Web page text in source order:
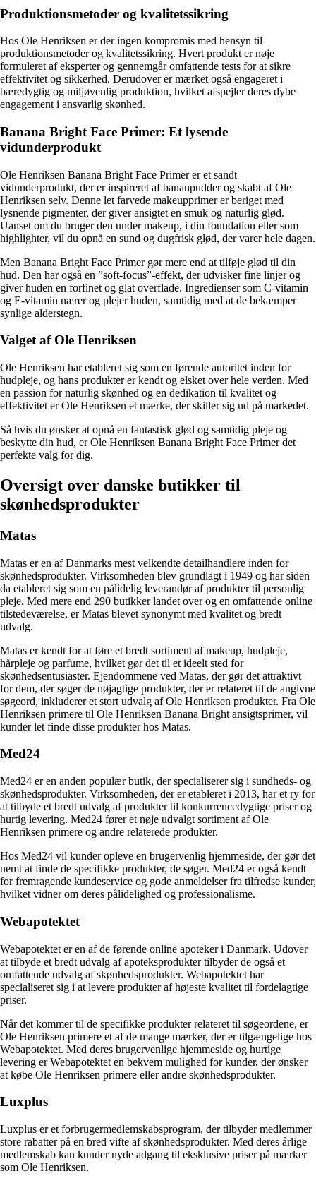
Produktionsmetoder og kvalitetssikring
Hos Ole Henriksen er der ingen kompromis med hensyn til
produktionsmetoder og kvalitetssikring. Hvert produkt er nøje
formuleret af eksperter og gennemgår omfattende tests for at sikre
effektivitet og sikkerhed. Derudover er mærket også engageret i
bæredygtig og miljøvenlig produktion, hvilket afspejler deres dybe
engagement i ansvarlig skønhed.
Banana Bright Face Primer: Et lysende
vidunderprodukt
Ole Henriksen Banana Bright Face Primer er et sandt
vidunderprodukt, der er inspireret af bananpudder og skabt af Ole
Henriksen selv. Denne let farvede makeupprimer er beriget med
lysnende pigmenter, der giver ansigtet en smuk og naturlig glød.
Uanset om du bruger den under makeup, i din foundation eller som
highlighter, vil du opnå en sund og dugfrisk glød, der varer hele dagen.
Men Banana Bright Face Primer gør mere end at tilføje glød til din
hud. Den har også en ”soft-focus”-effekt, der udvisker fine linjer og
giver huden en forfinet og glat overflade. Ingredienser som C-vitamin
og E-vitamin nærer og plejer huden, samtidig med at de bekæmper
synlige alderstegn.
Valget af Ole Henriksen
Ole Henriksen har etableret sig som en førende autoritet inden for
hudpleje, og hans produkter er kendt og elsket over hele verden. Med
en passion for naturlig skønhed og en dedikation til kvalitet og
effektivitet er Ole Henriksen et mærke, der skiller sig ud på markedet.
Så hvis du ønsker at opnå en fantastisk glød og samtidig pleje og
beskytte din hud, er Ole Henriksen Banana Bright Face Primer det
perfekte valg for dig.
Oversigt over danske butikker til
skønhedsprodukter
Matas
Matas er en af Danmarks mest velkendte detailhandlere inden for
skønhedsprodukter. Virksomheden blev grundlagt i 1949 og har siden
da etableret sig som en pålidelig leverandør af produkter til personlig
pleje. Med mere end 290 butikker landet over og en omfattende online
tilstedeværelse, er Matas blevet synonymt med kvalitet og bredt
udvalg.
Matas er kendt for at føre et bredt sortiment af makeup, hudpleje,
hårpleje og parfume, hvilket gør det til et ideelt sted for
skønhedsentusiaster. Ejendommene ved Matas, der gør det attraktivt
for dem, der søger de nøjagtige produkter, der er relateret til de angivne
søgeord, inkluderer et stort udvalg af Ole Henriksen produkter. Fra Ole
Henriksen primere til Ole Henriksen Banana Bright ansigtsprimer, vil
kunder let finde disse produkter hos Matas.
Med24
Med24 er en anden populær butik, der specialiserer sig i sundheds- og
skønhedsprodukter. Virksomheden, der er etableret i 2013, har et ry for
at tilbyde et bredt udvalg af produkter til konkurrencedygtige priser og
hurtig levering. Med24 fører et nøje udvalgt sortiment af Ole
Henriksen primere og andre relaterede produkter.
Hos Med24 vil kunder opleve en brugervenlig hjemmeside, der gør det
nemt at finde de specifikke produkter, de søger. Med24 er også kendt
for fremragende kundeservice og gode anmeldelser fra tilfredse kunder,
hvilket vidner om deres pålidelighed og professionalisme.
Webapotektet
Webapotektet er en af de førende online apoteker i Danmark. Udover
at tilbyde et bredt udvalg af apoteksprodukter tilbyder de også et
omfattende udvalg af skønhedsprodukter. Webapotektet har
specialiseret sig i at levere produkter af højeste kvalitet til fordelagtige
priser.
Når det kommer til de specifikke produkter relateret til søgeordene, er
Ole Henriksen primere et af de mange mærker, der er tilgængelige hos
Webapotektet. Med deres brugervenlige hjemmeside og hurtige
levering er Webapotektet en bekvem mulighed for kunder, der ønsker
at købe Ole Henriksen primere eller andre skønhedsprodukter.
Luxplus
Luxplus er et forbrugermedlemskabsprogram, der tilbyder medlemmer
store rabatter på en bred vifte af skønhedsprodukter. Med deres årlige
medlemskab kan kunder nyde adgang til eksklusive priser på mærker
som Ole Henriksen.